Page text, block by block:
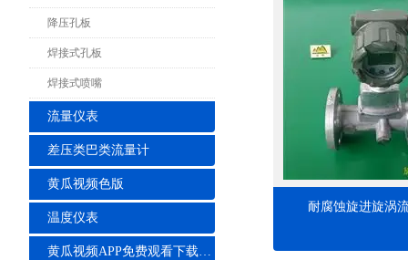
降压孔板
焊接式孔板
焊接式喷嘴
流量仪表
差压类巴类流量计
黄瓜视频色版
温度仪表
黄瓜视频APP免费观看下载安装
耐腐蚀旋进旋涡